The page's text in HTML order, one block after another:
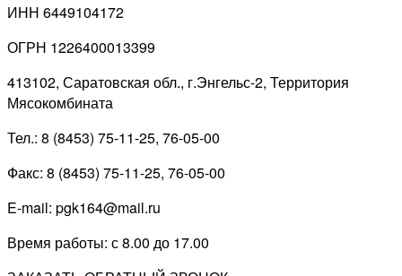
ИНН 6449104172
ОГРН 1226400013399
413102, Саратовская обл., г.Энгельс-2, Территория
Мясокомбината
Тел.: 8 (8453) 75-11-25, 76-05-00
Факс: 8 (8453) 75-11-25, 76-05-00
E-mail: pgk164@mail.ru
Время работы: с 8.00 до 17.00